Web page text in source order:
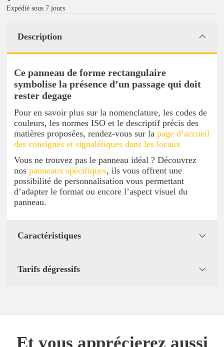
Expédié sous 7 jours
Description
Ce panneau de forme rectangulaire
symbolise la présence d’un passage qui doit
rester degage
Pour en savoir plus sur la nomenclature, les codes de
couleurs, les normes ISO et le descriptif précis des
matières proposées, rendez-vous sur la page d’accueil
des consignes et signalétiques dans les locaux
Vous ne trouvez pas le panneau idéal ? Découvrez
nos panneaux spécifiques, ils vous offrent une
possibilité de personnalisation vous permettant
d’adapter le format ou encore l’aspect visuel du
panneau.
Caractéristiques
Tarifs dégressifs
Et vous apprécierez aussi